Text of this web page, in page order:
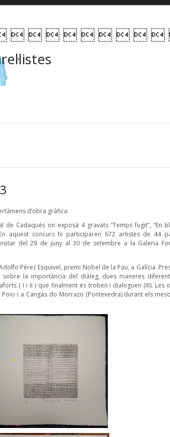
         
d’obra gràfica:
de Cadaqués on exposà 4 gravats “Temps fugit”, “En
En aquest concurs hi participaren 672 artistes de 44
del 29 de juny al 30 de setembre a la Galeria
Pérez Esquivel, premi Nobel de la Pau, a Galícia.
sobre la importància del diàleg, dues maneres
( I i II ) que finalment es troben i dialoguen (III). Les
Poio i a Cangas do Morrazo (Pontevedra⁣) durant els